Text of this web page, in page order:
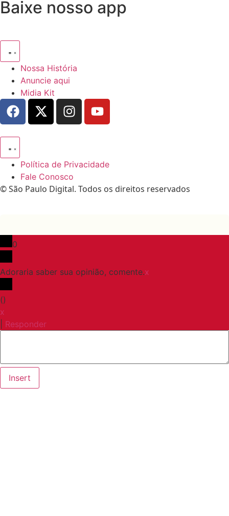
Baixe nosso app
Nossa História
Anuncie aqui
Midia Kit
Política de Privacidade
Fale Conosco
© São Paulo Digital. Todos os direitos reservados
0
Adoraria saber sua opinião, comente.x
()
x
Responder
Insert